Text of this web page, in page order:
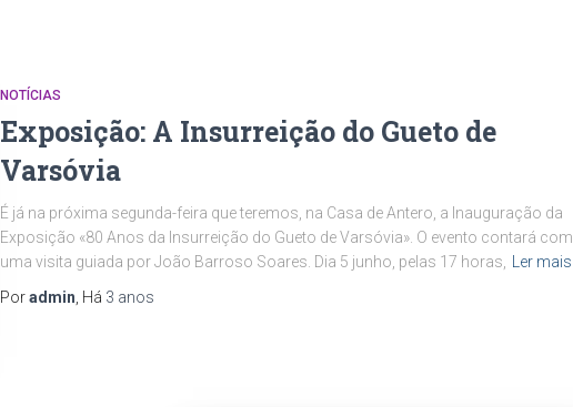
NOTÍCIAS
Exposição: A Insurreição do Gueto de
Varsóvia
É já na próxima segunda-feira que teremos, na Casa de Antero, a Inauguração da
Exposição «80 Anos da Insurreição do Gueto de Varsóvia». O evento contará com
uma visita guiada por João Barroso Soares. Dia 5 junho, pelas 17 horas,
Ler mais
Poradmin , Há 3 anos